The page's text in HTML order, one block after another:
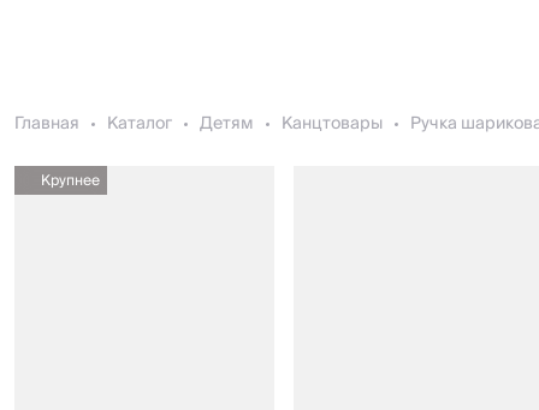
Главная Каталог Детям Канцтовары Ручка
Крупнее